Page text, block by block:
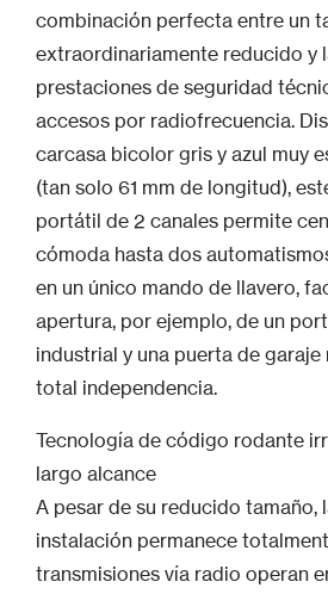
combinación perfecta entre un
extraordinariamente reducido y
prestaciones de seguridad
accesos por radiofrecuencia.
carcasa bicolor gris y azul muy
(tan solo 61 mm de longitud),
portátil de 2 canales permite
cómoda hasta dos
en un único mando de llavero,
apertura, por ejemplo, de un
industrial y una puerta de
total independencia.
Tecnología de código rodante
largo alcance
A pesar de su reducido tamaño,
instalación permanece
transmisiones vía radio operan